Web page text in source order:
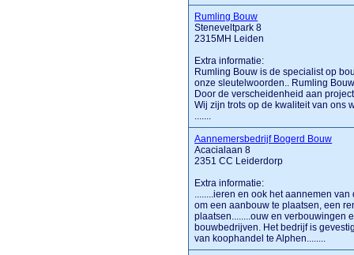
Rumling Bouw
Steneveltpark 8
2315MH Leiden
Extra informatie:
Rumling Bouw is de specialist op
onze sleutelwoorden.. Rumling
Door de verscheidenheid aan
Wij zijn trots op de kwaliteit van ons
.......
Aannemersbedrijf Bogerd Bouw
Acacialaan 8
2351 CC Leiderdorp
Extra informatie:
........ieren en ook het aannemen
om een aanbouw te plaatsen, een
plaatsen........ouw en verbouwingen
bouwbedrijven. Het bedrijf is
van koophandel te Alphen........